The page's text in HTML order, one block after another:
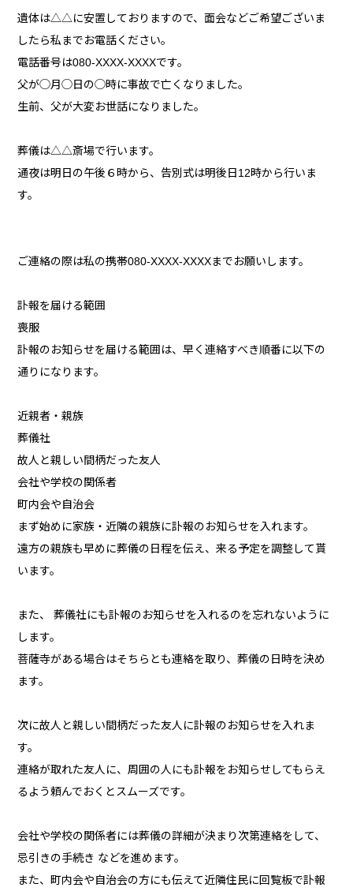
遺体は△△に安置しておりますので、面会などご希望ございま
したら私までお電話ください。
電話番号は080-XXXX-XXXXです。
父が◯月◯日の◯時に事故で亡くなりました。
生前、父が大変お世話になりました。
葬儀は△△斎場で行います。
通夜は明日の午後６時から、告別式は明後日12時から行いま
す。
ご連絡の際は私の携帯080-XXXX-XXXXまでお願いします。
訃報を届ける範囲
喪服
訃報のお知らせを届ける範囲は、早く連絡すべき順番に以下の
通りになります。
近親者・親族
葬儀社
故人と親しい間柄だった友人
会社や学校の関係者
町内会や自治会
まず始めに家族・近隣の親族に訃報のお知らせを入れます。
遠方の親族も早めに葬儀の日程を伝え、来る予定を調整して貰
います。
また、 葬儀社にも訃報のお知らせを入れるのを忘れないように
します。
菩薩寺がある場合はそちらとも連絡を取り、葬儀の日時を決め
ます。
次に故人と親しい間柄だった友人に訃報のお知らせを入れま
す。
連絡が取れた友人に、周囲の人にも訃報をお知らせしてもらえ
るよう頼んでおくとスムーズです。
会社や学校の関係者には葬儀の詳細が決まり次第連絡をして、
忌引きの手続き などを進めます。
また、町内会や自治会の方にも伝えて近隣住民に回覧板で訃報